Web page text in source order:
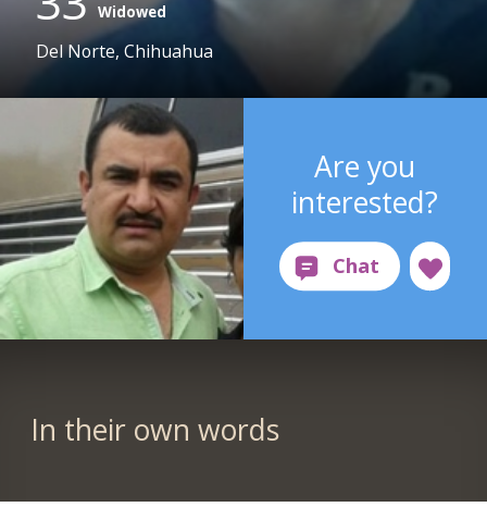
Widowed
Del Norte, Chihuahua
Are you
interested?
In their own words